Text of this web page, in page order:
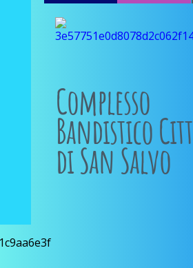
Complesso
Bandistico
di San Salvo